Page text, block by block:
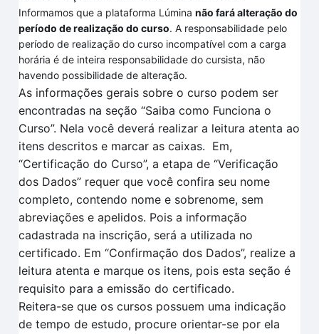
Informamos que a plataforma Lúminanão fará alteração do
período de realização do curso. A responsabilidade pelo
período de realização do curso incompatível com a carga
horária é de inteira responsabilidade do cursista, não
havendo possibilidade de alteração.
As informações gerais sobre o curso podem ser
encontradas na seção “Saiba como Funciona o
Curso”. Nela você deverá realizar a leitura atentaao
itens descritos e marcar as caixas. Em,
“Certificação do Curso”, a etapa de“Verificação
dos Dados” requer que você confira seu nome
completo, contendo nome e sobrenome, sem
abreviações e apelidos. Pois a informação
cadastrada na inscrição, será a utilizada no
certificado. Em“Confirmação dos Dados”, realize a
leitura atenta e marque os itens, pois esta seção é
requisito para a emissão do certificado.
Reitera-se que os cursos possuem uma indicação
de tempo de estudo, procure orientar-se por ela